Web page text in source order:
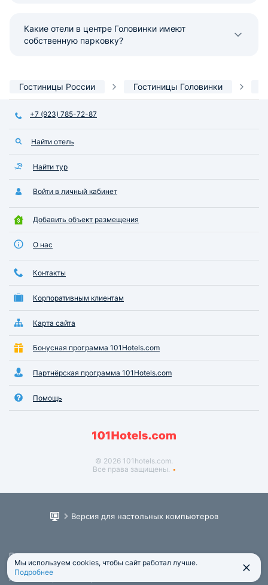
Какие отели в центре Головинки имеют
собственную парковку?
Гостиницы России Гостиницы Головинки
+7 (923) 785-72-87
Найти отель
Найти тур
Войти в личный кабинет
Добавить объект размещения
О нас
Контакты
Корпоративным клиентам
Карта сайта
Бонусная программа 101Hotels.com
Партнёрская программа 101Hotels.com
Помощь
© 2026 101hotels.com.
Все права защищены.
Версия для настольных компьютеров
Пользовательское соглашение
Юридическая информация
Политика обработки персональных данных
Мы используем cookies, чтобы сайт работал лучше.
Подробнее